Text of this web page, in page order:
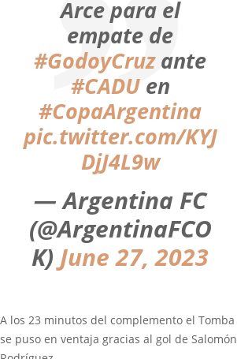
Arce para el
empate de
#GodoyCruzante
#CADUen
#CopaArgentina
pic.twitter.com/KYJ
DjJ4L9w
— Argentina FC
(@ArgentinaFCO
K) June 27, 2023
A los 23 minutos del complemento el Tomba
se puso en ventaja gracias al gol de Salomón